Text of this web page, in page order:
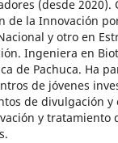
(desde 2020).
de la Innovación
y otro en
Ingeniera en
de Pachuca. Ha
de jóvenes
de divulgación y
y tratamiento